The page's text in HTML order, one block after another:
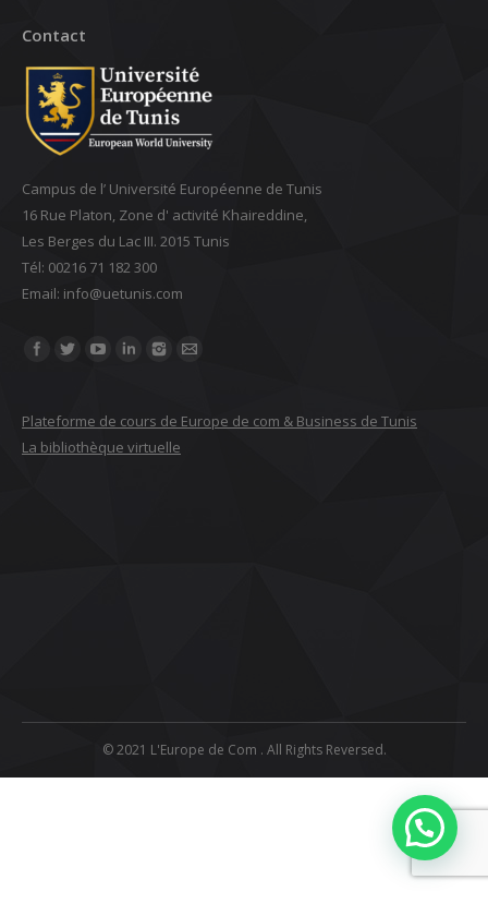
Contact
Campus de l’ Université Européenne de Tunis
16 Rue Platon, Zone d' activité Khaireddine,
Les Berges du Lac III. 2015 Tunis
Tél: 00216 71 182 300
Email: ‎info@uetunis.com
Find us on:
Plateforme de cours de Europe de com & Business de Tunis
La bibliothèque virtuelle
© 2021 L'Europe de Com . All Rights Reversed.